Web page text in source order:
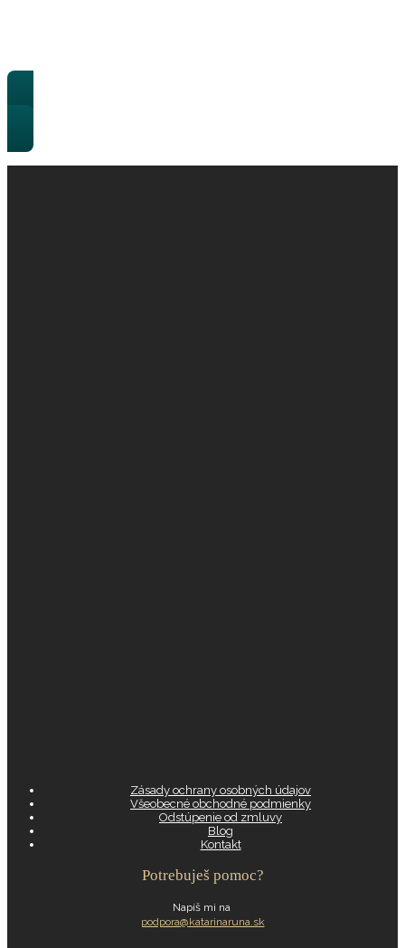
Všetky články
Zásady ochrany osobných údajov
Všeobecné obchodné podmienky
Odstúpenie od zmluvy
Blog
Kontakt
Potrebuješ pomoc?
Napíš mi na
podpora@katarinaruna.sk